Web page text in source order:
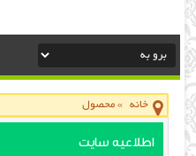
خانه »محصول
اطلاعیه سایت